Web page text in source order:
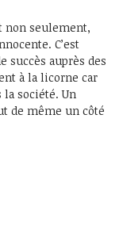
non seulement,
C’est
succès auprès des
à la licorne car
société. Un
de même un côté